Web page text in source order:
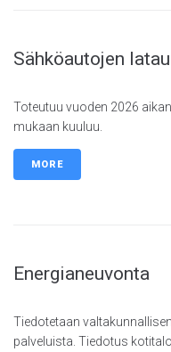
Sähköautojen
Toteutuu vuoden 2026
mukaan kuuluu.
MORE
Energianeuvonta
Tiedotetaan
palveluista. Tiedotus